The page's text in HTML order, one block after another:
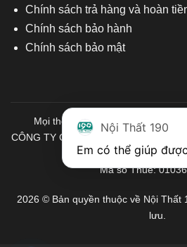
Chính sách trả hàng và hoàn
Chính sách bảo hành
Chính sách bảo mật
Mọi thông tin quý khách hàng vui
CÔNG TY CỔ PHẦN ĐẦU TƯ
NỘI THẤT
Mã số Thuế:
2026 © Bản quyền thuộc về Nội Thất
lưu.
Nội Thất 190